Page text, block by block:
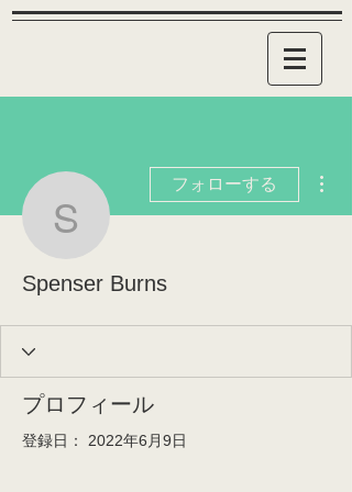
Spenser Burns
フォローする
Spenser Burns
プロフィール
登録日： 2022年6月9日